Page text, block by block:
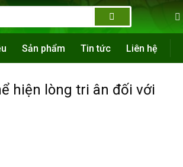
Sản phẩm Tin tức Liên hệ
hiện lòng tri ân đối với